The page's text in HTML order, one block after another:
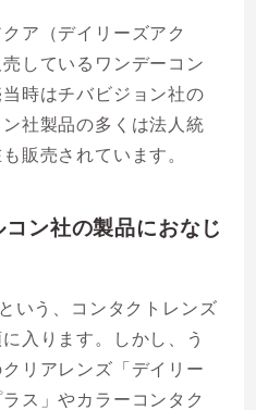
ア（デイリーズアク
しているワンデーコン
時はチバビジョン社の
社製品の多くは法人統
販売されています。
ン社の製品におなじ
いう、コンタクトレンズ
入ります。しかし、う
リアレンズ「デイリー
ス」やカラーコンタク